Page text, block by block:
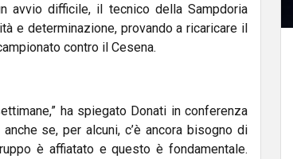
e
o
avvio difficile, il tecnico della Sampdoria
e determinazione, provando a ricaricare il
contro il Cesena.
ha spiegato Donati in conferenza
se, per alcuni, c’è ancora bisogno di
è affiatato e questo è fondamentale.